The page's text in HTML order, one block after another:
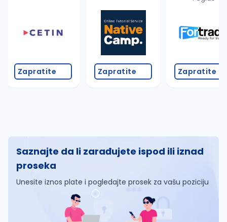
Zapratite Zapratite Zapratite
Saznajte da li zarađujete ispod ili iznad
proseka
Unesite iznos plate i pogledajte prosek za vašu poziciju